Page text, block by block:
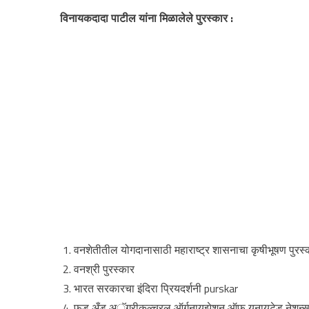
विनायकदादा पाटील यांना मिळालेले पुरस्कार :
वनशेतीतील योगदानासाठी महाराष्ट्र शासनाचा कृषीभूषण
वनश्रीपुरस्कार
भारत सरकारचा इंदिरा प्रियदर्शनीpurskar